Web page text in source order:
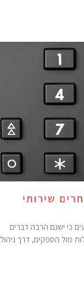
שירותי
כי ישנם הרבה דברים
מול הספקים, דרך ניהול